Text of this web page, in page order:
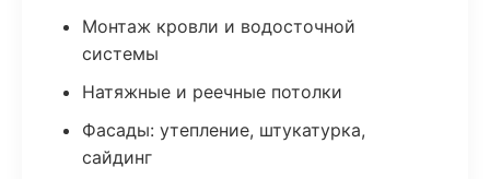
Монтаж кровли и водосточной
системы
Натяжные и реечные потолки
Фасады: утепление, штукатурка,
сайдинг